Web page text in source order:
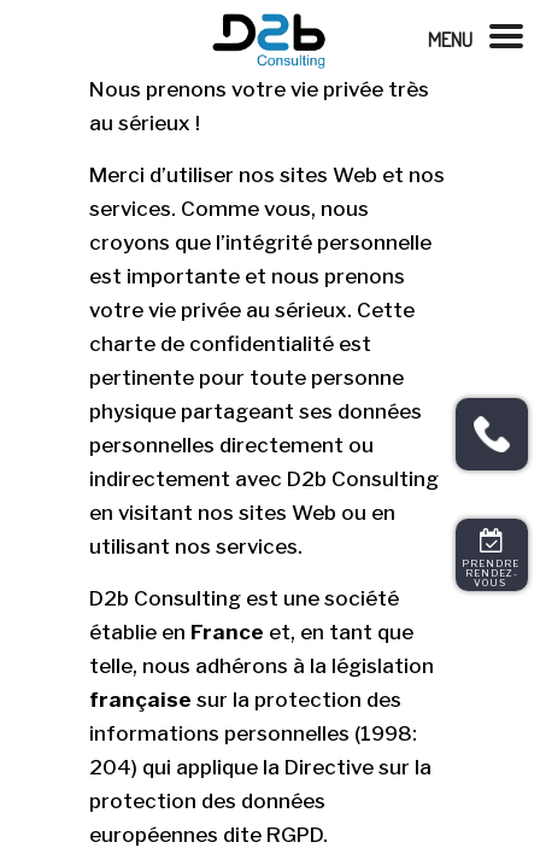
Nous prenons votre vie privée très
au sérieux !
Merci d’utiliser nos sites Web et nos
services. Comme vous, nous
croyons que l’intégrité personnelle
est importante et nous prenons
votre vie privée au sérieux. Cette
charte de confidentialité est
pertinente pour toute personne
physique partageant ses données
personnelles directement ou
indirectement avec D2b Consulting
en visitant nos sites Web ou en
utilisant nos services.
D2b Consulting est une société
établie en France et, en tant que
telle, nous adhérons à la législation
française sur la protection des
informations personnelles (1998:
204) qui applique la Directive sur la
protection des données
européennes dite RGPD.
PRENDRE
RENDEZ-
VOUS
MENU